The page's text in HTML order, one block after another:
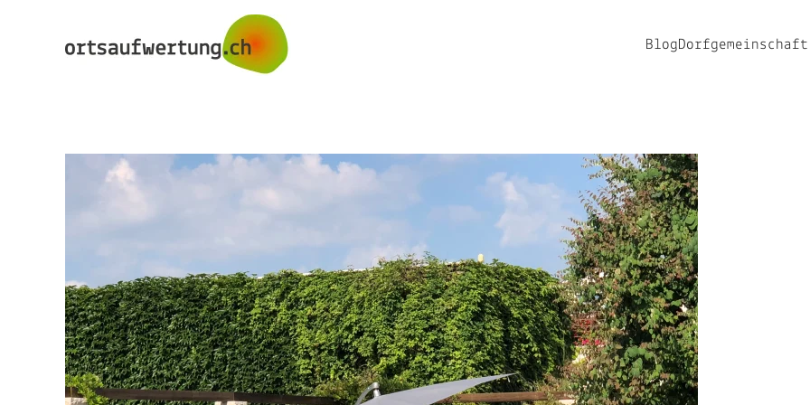
Skip to main content Blog